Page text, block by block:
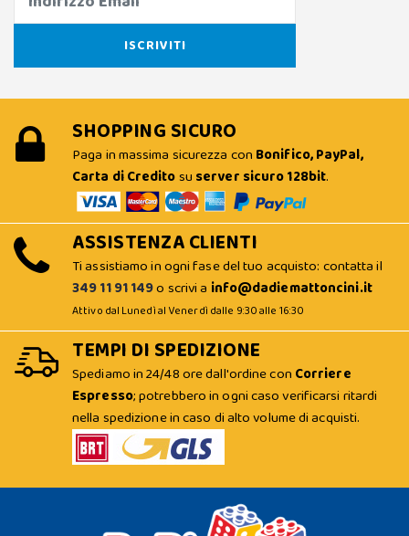
SHOPPING SICURO
Paga in massima sicurezza con Bonifico, PayPal,
Carta di Creditosu server sicuro 128bit.
ASSISTENZA CLIENTI
Ti assistiamo in ogni fase del tuo acquisto: contatta il
349 11 91 149o scrivi a info@dadiemattoncini.it
Attivo dal Lunedì al Venerdì dalle 9:30 alle 16:30
TEMPI DI SPEDIZIONE
Spediamo in 24/48 ore dall'ordine con Corriere
Espresso; potrebbero in ogni caso verificarsi ritardi
nella spedizione in caso di alto volume di acquisti.